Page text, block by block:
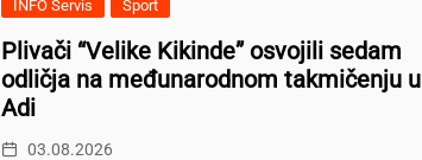
INFO Servis Sport
Plivači “Velike Kikinde” osvojili sedam
odličja na međunarodnom takmičenju u
Adi
03.08.2026